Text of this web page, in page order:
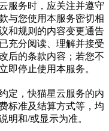
服务时，应关注并遵守
与您使用本服务密切相
和规则的内容变更通告
充分阅读、理解并接受
后的条款内容；若您不
即停止使用本服务。
定，快猫星云服务的内
标准及结算方式等，均
明和/或显示为准。